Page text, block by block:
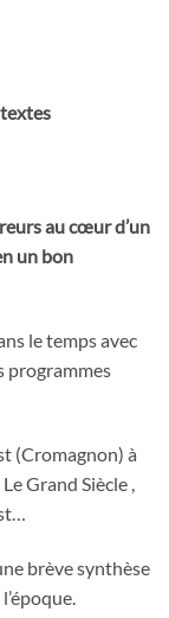
au cœur d’un
un bon
le temps avec
programmes
(Cromagnon) à
Grand Siècle ,
brève synthèse